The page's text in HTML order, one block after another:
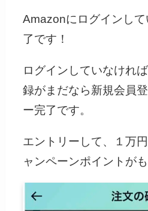
Amazonにログインし
了です！
ログインしていなけれ
録がまだなら新規会員
ー完了です。
エントリーして、１万
ャンペーンポイントが